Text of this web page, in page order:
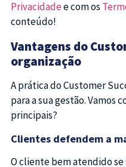
Privacidadee com os
conteúdo!
Vantagens do
organização
A prática do Customer
para a sua gestão. Vamos
principais?
Clientes defendem a
O cliente bem atendido